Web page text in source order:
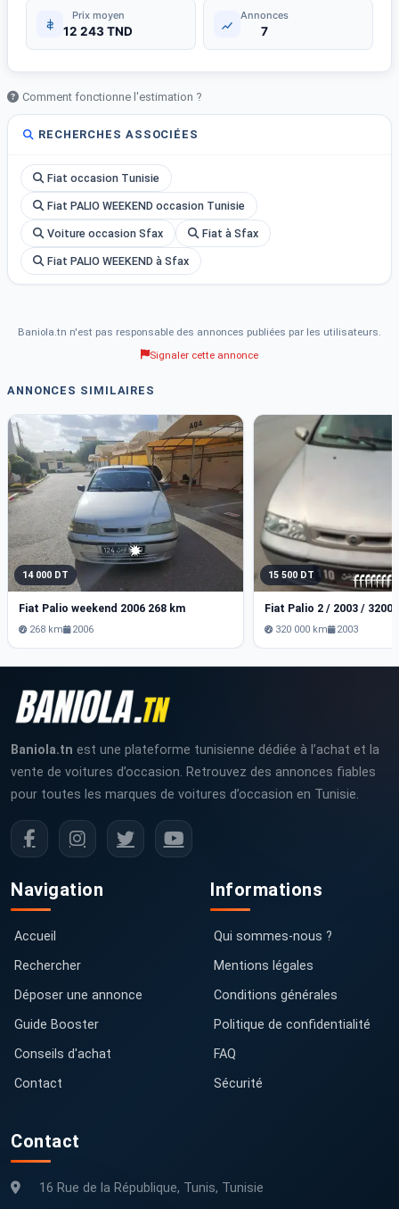
Prix moyen
12 243 TND
Annonces
7
Comment fonctionne l'estimation ?
RECHERCHES ASSOCIÉES
Fiat occasion Tunisie
Fiat PALIO WEEKEND occasion Tunisie
Voiture occasion Sfax Fiat à Sfax
Fiat PALIO WEEKEND à Sfax
Baniola.tn n'est pas responsable des annonces publiées par les utilisateurs.
Signaler cette annonce
ANNONCES SIMILAIRES
14 000 DT
Fiat Palio weekend 2006 268 km
268 km 2006
15 500 DT
Fiat Palio 2 / 2003 /
320 000 km 2003
Baniola.tn est une plateforme tunisienne dédiée à l’achat et la
vente de voitures d’occasion. Retrouvez des annonces fiables
pour toutes les marques de voitures d’occasion en Tunisie.
Navigation
Accueil
Rechercher
Déposer une annonce
Guide Booster
Conseils d'achat
Contact
Informations
Qui sommes-nous ?
Mentions légales
Conditions générales
Politique de confidentialité
FAQ
Sécurité
Contact
16 Rue de la République, Tunis, Tunisie